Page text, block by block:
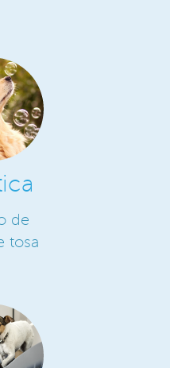
de
tosa